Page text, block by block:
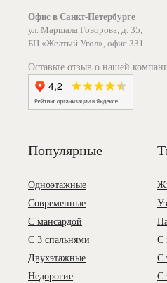
Офис в Санкт-Петербурге
ул. Маршала Говорова, д. 35,
БЦ «Желтый Угол», офис 331
Оставьте отзыв о нашей
Популярные
Одноэтажные
Современные
С мансардой
С 3 спальнями
Двухэтажные
Недорогие
С
С
С